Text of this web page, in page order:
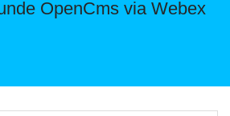
OpenCms via Webex